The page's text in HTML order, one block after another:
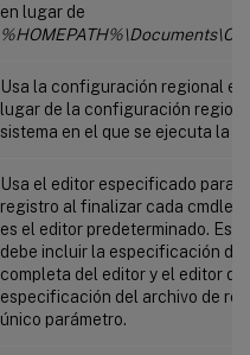
en lugar de
Usa la configuración regional
lugar de la configuración
sistema en el que se ejecuta la
Usa el editor especificado para
registro al finalizar cada cmdlet.
es el editor predeterminado.
debe incluir la especificación de
completa del editor y el editor
especificación del archivo de
único parámetro.